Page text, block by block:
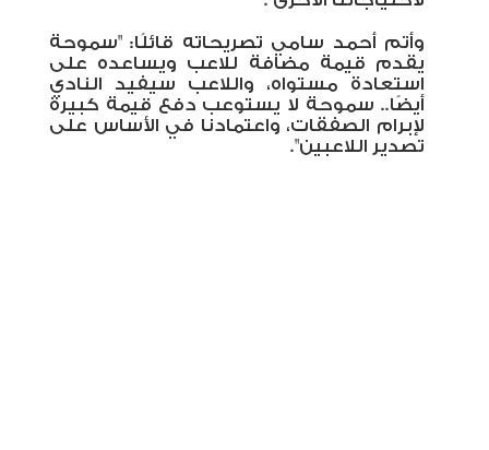
وأتم أحمد سامي تصريحاته قائلًا: "سموحة
يقدم قيمة مضافة للاعب ويساعده على
استعادة مستواه، واللاعب سيفيد النادي
أيضًا.. سموحة لا يستوعب دفع قيمة كبيرة
لإبرام الصفقات، واعتمادنا في الأساس على
تصدير اللاعبين".